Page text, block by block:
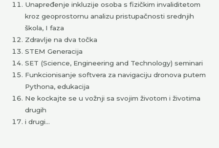
Unapređenje inkluzije osoba s fizičkim invaliditetom
kroz geoprostornu analizu pristupačnosti srednjih
škola, I faza
Zdravlje na dva točka
STEM Generacija
SET (Science, Engineering and Technology) seminari
Funkcionisanje softvera za navigaciju dronova putem
Pythona, edukacija
Ne kockajte se u vožnji sa svojim životom i životima
drugih
i drugi…